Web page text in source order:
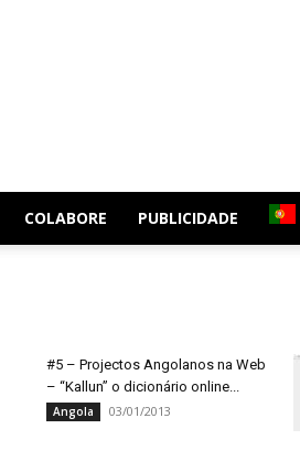
COLABORE PUBLICIDADE
#5 – Projectos Angolanos na Web
– “Kallun” o dicionário online...
Angola 03/01/2013